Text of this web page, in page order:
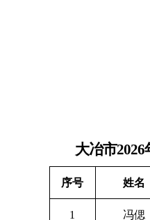
大冶市2026
序号 姓名
1 冯偲